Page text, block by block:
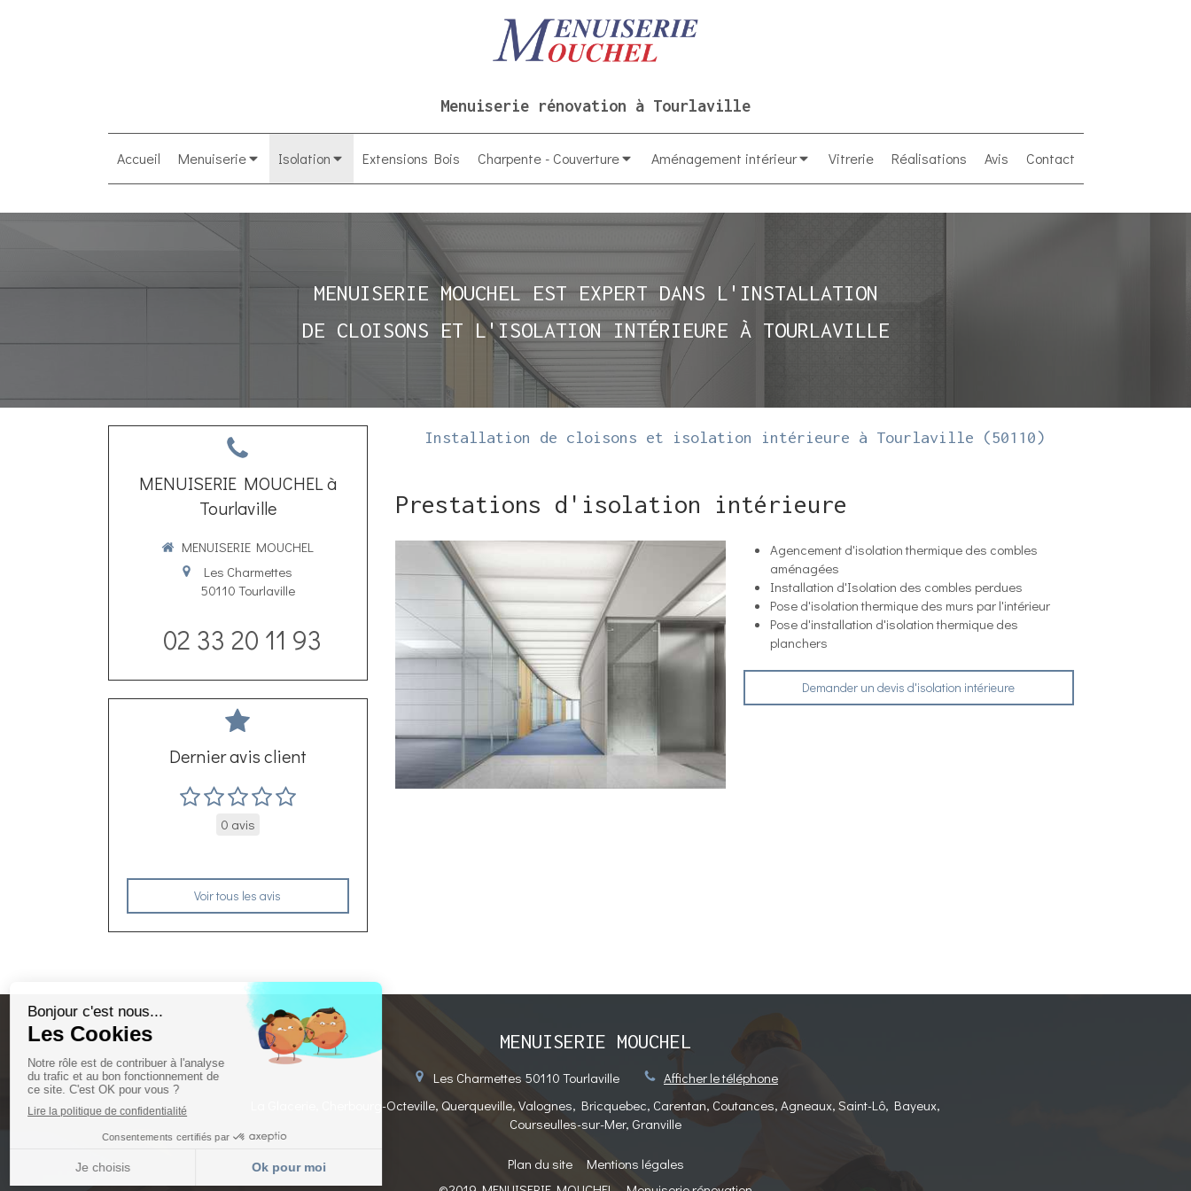
Menuiserie rénovation à Tourlaville
Accueil Menuiserie Isolation Extensions Bois Charpente - Couverture Aménagement intérieur Vitrerie Réalisations Avis Contact
MENUISERIE MOUCHEL EST EXPERT DANS L'INSTALLATION
DE CLOISONS ET L'ISOLATION INTÉRIEURE À TOURLAVILLE
Installation de cloisons et isolation intérieure à Tourlaville (50110)
Prestations d'isolation intérieure
Agencement d'isolation thermique des combles
aménagées
Installation d'Isolation des combles perdues
Pose d'isolation thermique des murs par l'intérieur
Pose d'installation d'isolation thermique des
planchers
Demander un devis d'isolation intérieure
MENUISERIE MOUCHEL à
Tourlaville
MENUISERIE MOUCHEL
Les Charmettes
50110 Tourlaville
02 33 20 11 93
Dernier avis client
0 avis
Voir tous les avis
MENUISERIE MOUCHEL
Les Charmettes 50110 Tourlaville
Afficher le téléphone
La Glacerie, Cherbourg-Octeville, Querqueville, Valognes, Bricquebec, Carentan, Coutances, Agneaux, Saint-Lô, Bayeux,
Courseulles-sur-Mer, Granville
Plan du site
Mentions légales